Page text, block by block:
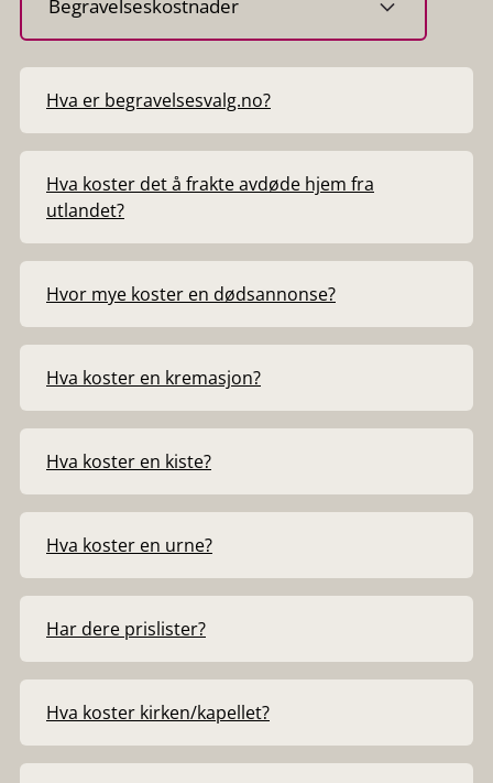
kategori
Hva er begravelsesvalg.no?
Hva koster det å frakte avdøde hjem fra
utlandet?
Hvor mye koster en dødsannonse?
Hva koster en kremasjon?
Hva koster en kiste?
Hva koster en urne?
Har dere prislister?
Hva koster kirken/kapellet?